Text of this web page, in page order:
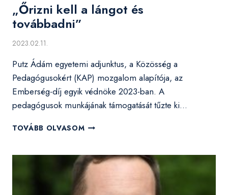
„Őrizni kell a lángot és
továbbadni”
2023.02.11.
Putz Ádám egyetemi adjunktus, a Közösség a
Pedagógusokért (KAP) mozgalom alapítója, az
Emberség-díj egyik védnöke 2023-ban. A
pedagógusok munkájának támogatását tűzte ki…
TOVÁBB OLVASOM „ŐRIZNI
LÁNGOT
ÉS
TOVÁBBADNI”